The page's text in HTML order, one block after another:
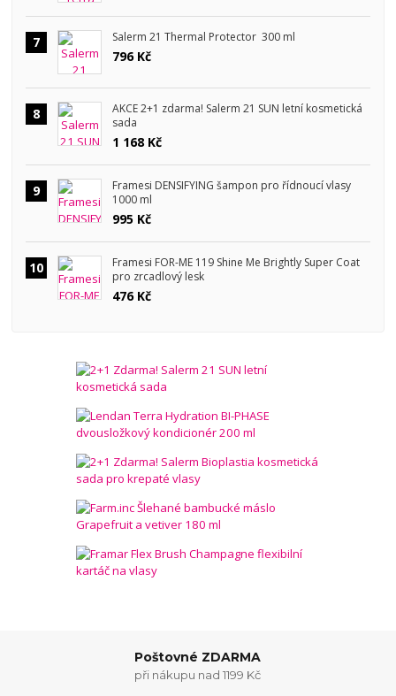
7 Salerm 21 Thermal Protector 300 ml
796 Kč
8
AKCE 2+1 zdarma! Salerm 21 SUN letní kosmetická
sada
1 168 Kč
9
Framesi DENSIFYING šampon pro řídnoucí vlasy
1000 ml
995 Kč
10
Framesi FOR-ME 119 Shine Me Brightly Super Coat
pro zrcadlový lesk
476 Kč
Poštovné ZDARMA
při nákupu nad 1199 Kč